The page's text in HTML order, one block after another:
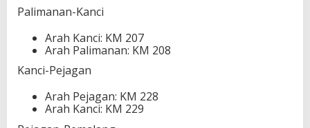
Palimanan-Kanci
Arah Kanci: KM 207
Arah Palimanan: KM 208
Kanci-Pejagan
Arah Pejagan: KM 228
Arah Kanci: KM 229